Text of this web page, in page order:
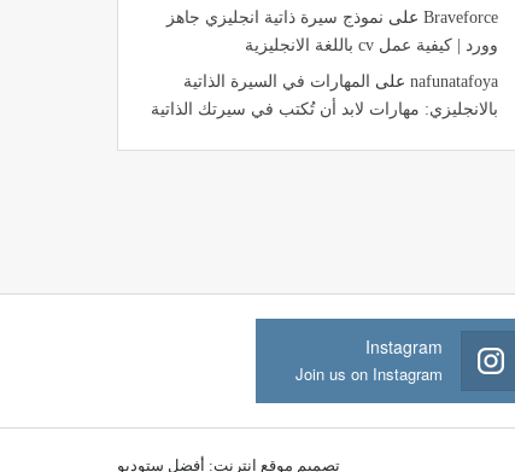
Braveforceعلى نموذج سيرة ذاتية انجليزي جاهز
وورد | كيفية عمل cv باللغة الانجليزية
nafunatafoyaعلى
المهارات في السيرة الذاتية
بالانجليزي: مهارات لابد أن تُكتب في سيرتك الذاتية
Instagram
Join us on Instagram
تصميم موقع انترنت: أفضل ستوديو